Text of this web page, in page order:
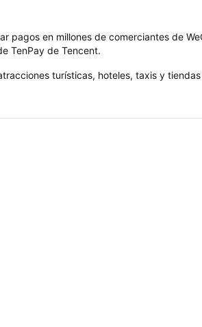
pagos en millones de comerciantes de
TenPay de Tencent.
turísticas, hoteles, taxis y